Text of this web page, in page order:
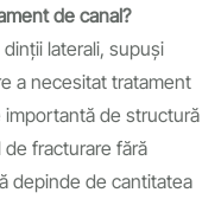
de canal?
laterali, supuși
a necesitat tratament
de structură
fracturare fără
depinde de cantitatea